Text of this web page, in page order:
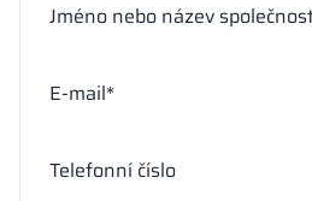
Jméno nebo název
E-mail*
Telefonní číslo